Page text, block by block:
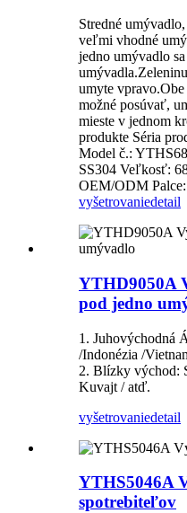
Stredné
veľmi vhodné
jedno umývadlo
umyte
možné posúvať,
mieste v jednom
produkte Séria
Model č.:
SS304 Veľkosť:
OEM/ODM Palce:
vyšetrovaniedetail
YTHD9050A
pod jedno
1. Juhovýchodná
/Indonézia /
2. Blízky východ:
Kuvajt / atď.
vyšetrovaniedetail
YTHS5046A
spotrebiteľov